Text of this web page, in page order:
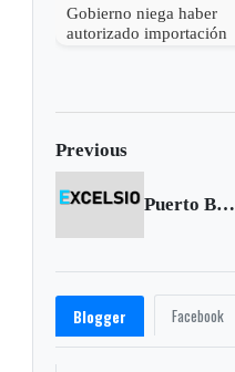
Gobierno niega haber
autorizado importación
Previous
Puerto Boyacá tendrá acto de petición de perdón a las víctimas del conflicto
Blogger Facebook